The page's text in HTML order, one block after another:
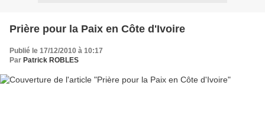
Prière pour la Paix en Côte d'Ivoire
Publié le 17/12/2010 à 10:17
Par Patrick ROBLES